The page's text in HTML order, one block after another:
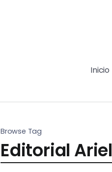
Inicio
Browse Tag
Editorial Ariel